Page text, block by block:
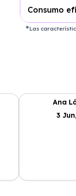
Consumo
Las
Ana
3